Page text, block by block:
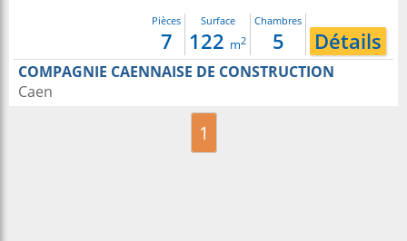
Pièces
7
Surface
122 m2
Chambres
5 Détails
COMPAGNIE CAENNAISE DE CONSTRUCTION
Caen
1